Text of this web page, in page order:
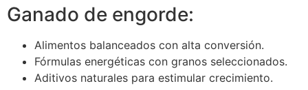
Ganado de engorde:
Alimentos balanceados con alta conversión.
Fórmulas energéticas con granos seleccionados.
Aditivos naturales para estimular crecimiento.